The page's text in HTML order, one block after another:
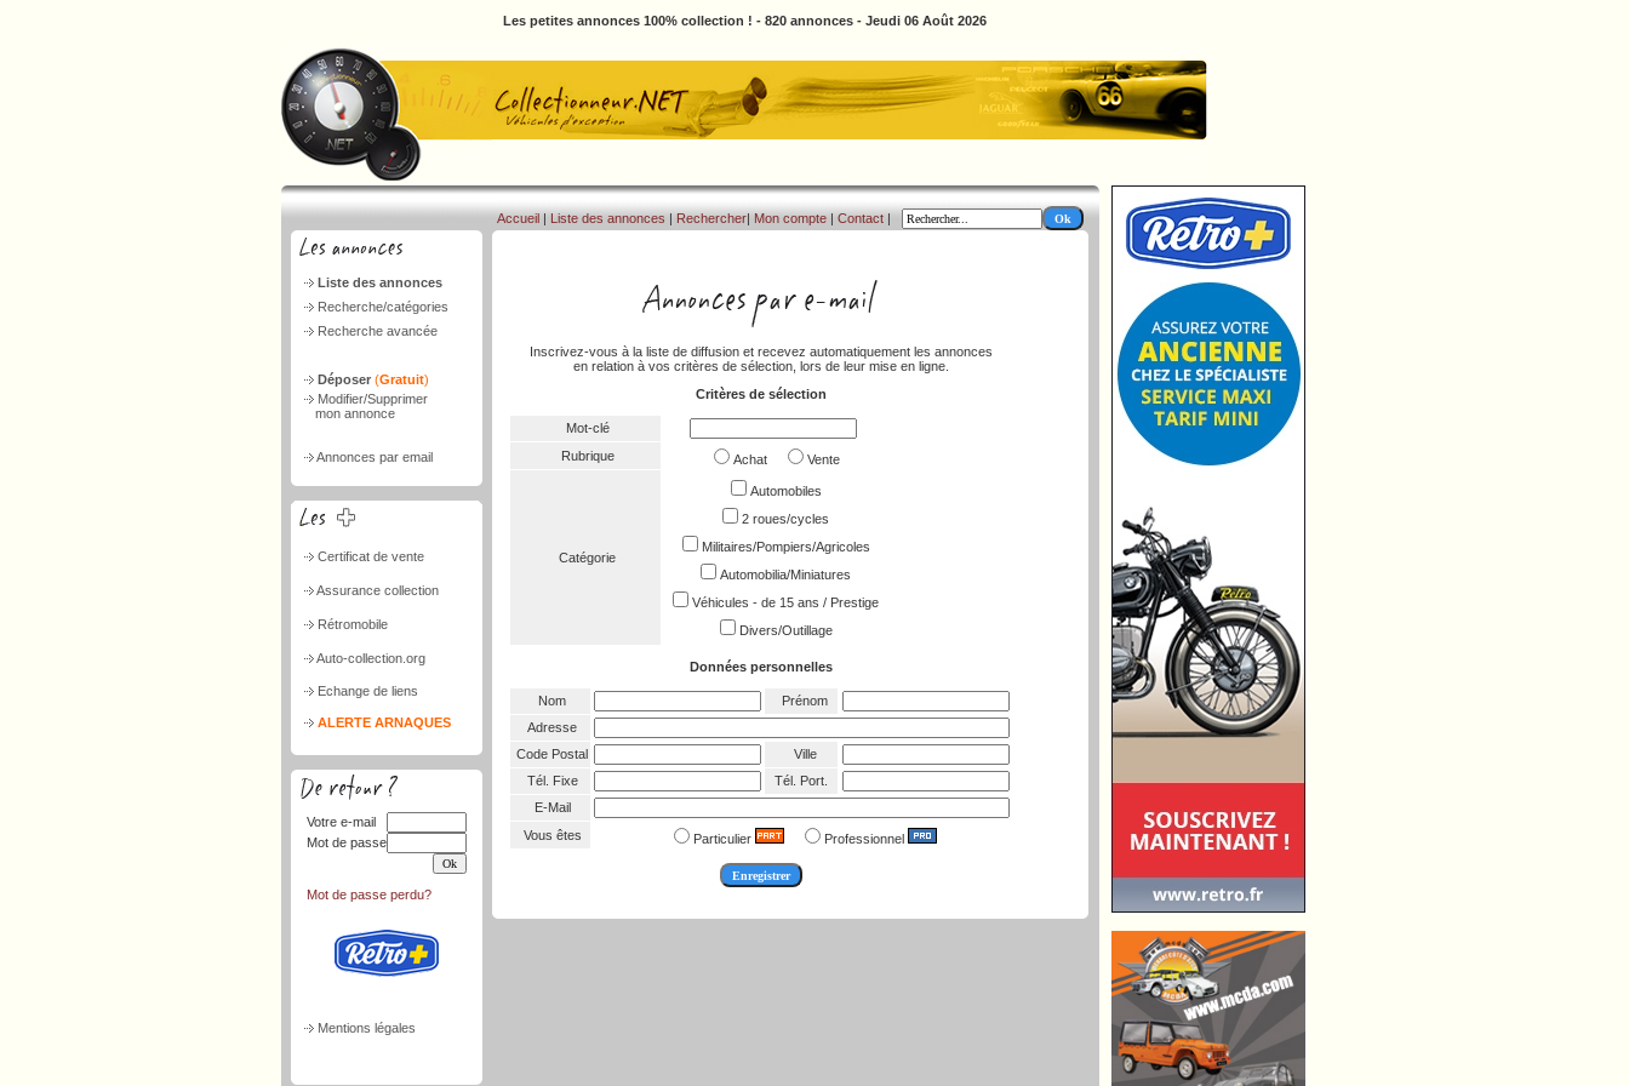
Les petites annonces 100% collection ! - 820 annonces - Jeudi 06 Août 2026
Liste des annonces
Recherche/catégories
Recherche avancée
Déposer (Gratuit)
Modifier/Supprimer
mon annonce
Annonces par email
Certificat de vente
Assurance collection
Rétromobile
Auto-collection.org
Echange de liens
ALERTE ARNAQUES
Votre e-mail
Mot de passe
Mot de passe perdu?
Mentions légales
Accueil | Liste des annonces | Rechercher| Mon compte | Contact |
Inscrivez-vous à la liste de diffusion et recevez automatiquement les annonces
en relation à vos critères de sélection, lors de leur mise en ligne.
Critères de sélection
Mot-clé
Rubrique
Achat Vente
Catégorie
Automobiles
2 roues/cycles
Militaires/Pompiers/Agricoles
Automobilia/Miniatures
Véhicules - de 15 ans / Prestige
Divers/Outillage
Données personnelles
Nom
Prénom
Adresse
Code Postal
Ville
Tél. Fixe
Tél. Port.
E-Mail
Vous êtes
Particulier Professionnel